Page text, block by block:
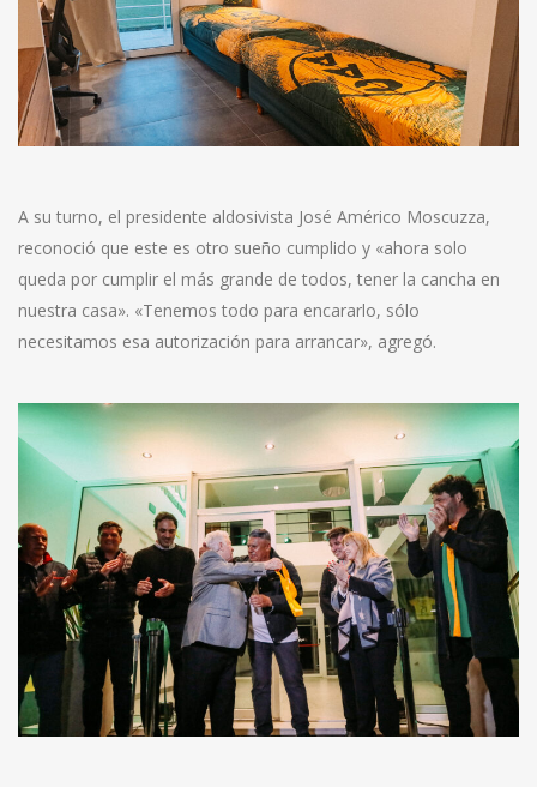
A su turno, el presidente aldosivista José Américo Moscuzza,
reconoció que este es otro sueño cumplido y «ahora solo
queda por cumplir el más grande de todos, tener la cancha en
nuestra casa». «Tenemos todo para encararlo, sólo
necesitamos esa autorización para arrancar», agregó.